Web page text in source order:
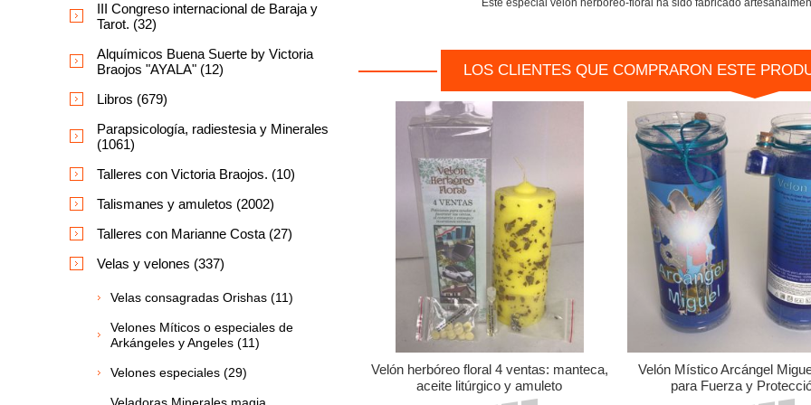
LOS CLIENTES QUE COMPRARON ESTE
Velón herbóreo floral 4 ventas: manteca,
aceite litúrgico y amuleto
Velón Místico Arcángel
para Fuerza y
III Congreso internacional de Baraja y
Tarot. (32)
Alquímicos Buena Suerte by Victoria
Braojos "AYALA" (12)
Libros (679)
Parapsicología, radiestesia y Minerales
(1061)
Talleres con Victoria Braojos. (10)
Talismanes y amuletos (2002)
Talleres con Marianne Costa (27)
Velas y velones (337)
Velas consagradas Orishas (11)
Velones Míticos o especiales de
Arkángeles y Angeles (11)
Velones especiales (29)